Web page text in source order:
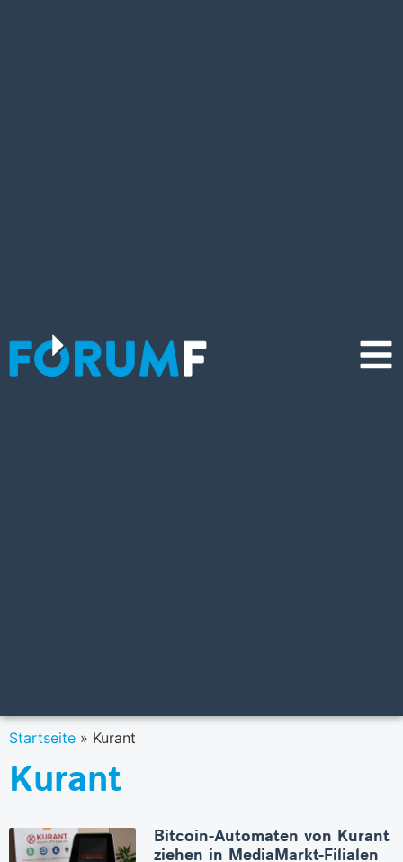
Startseite » Kurant
Kurant
Bitcoin-Automaten von Kurant
ziehen in MediaMarkt-Filialen